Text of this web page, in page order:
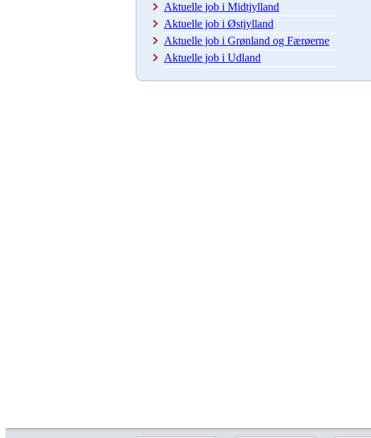
Aktuelle job i Midtjylland
Aktuelle job i Østjylland
Aktuelle job i Grønland og Færøerne
Aktuelle job i Udland